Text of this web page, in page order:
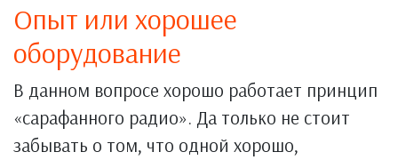
Опыт или хорошее
оборудование
В данном вопросе хорошо работает принцип
«сарафанного радио». Да только не стоит
забывать о том, что одной хорошо,